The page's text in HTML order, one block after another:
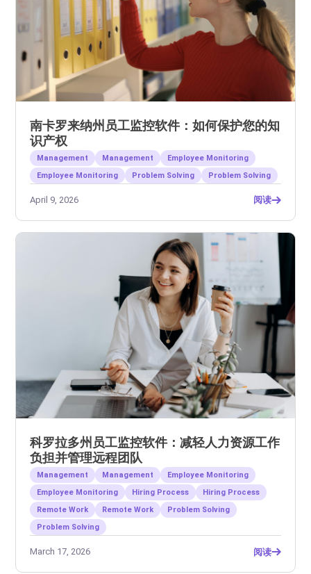
南卡罗来纳州员工监控软件：如何保护您的知
识产权
Management Management
Employee Monitoring
Employee Monitoring
Problem Solving Problem Solving
April 9, 2026 阅读
科罗拉多州员工监控软件：减轻人力资源工作
负担并管理远程团队
Management Management
Employee Monitoring
Employee Monitoring
Hiring Process
Hiring Process
Remote Work
Remote Work
Problem Solving
Problem Solving
March 17, 2026 阅读